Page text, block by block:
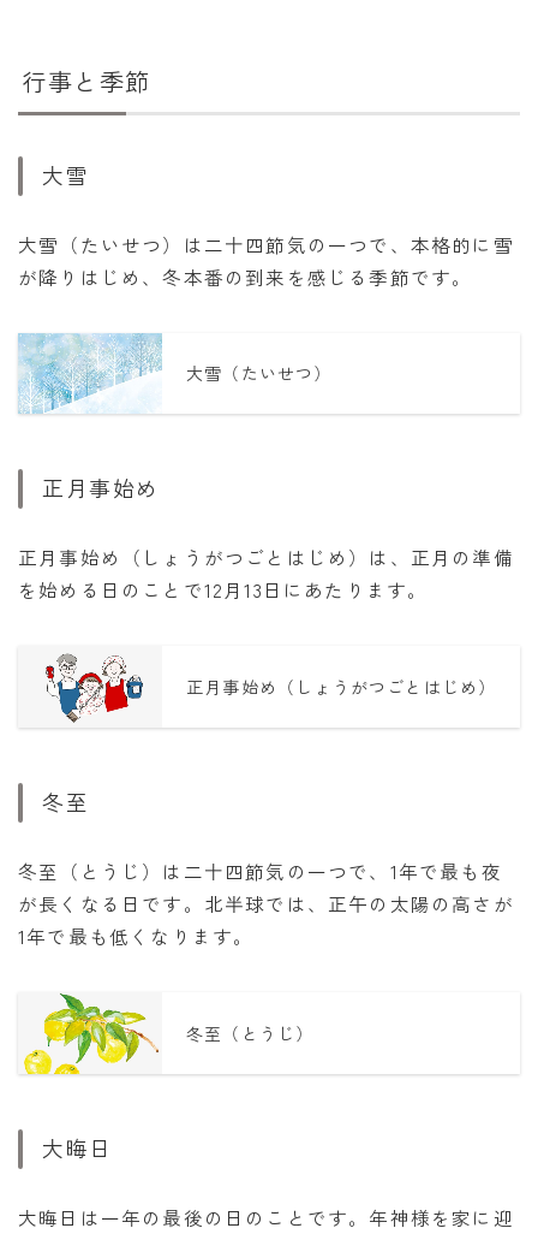
行事と季節
大雪
大雪（たいせつ）は二十四節気の一つで、本格的に雪
が降りはじめ、冬本番の到来を感じる季節です。
大雪（たいせつ）
正月事始め
正月事始め（しょうがつごとはじめ）は、正月の準備
を始める日のことで12月13日にあたります。
正月事始め（しょうがつごとはじめ）
冬至
冬至（とうじ）は二十四節気の一つで、1年で最も夜
が長くなる日です。北半球では、正午の太陽の高さが
1年で最も低くなります。
冬至（とうじ）
大晦日
大晦日は一年の最後の日のことです。年神様を家に迎